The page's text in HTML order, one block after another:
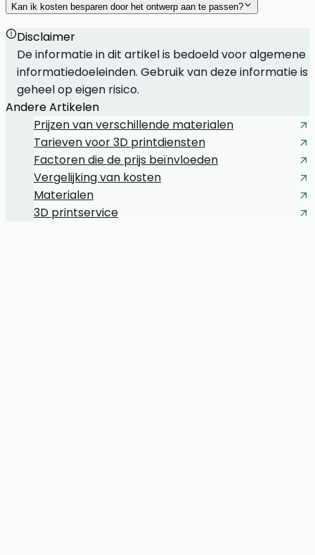
Kan ik kosten besparen door het ontwerp aan te passen?
Disclaimer
De informatie in dit artikel is bedoeld voor algemene
informatiedoeleinden. Gebruik van deze informatie is
geheel op eigen risico.
Andere Artikelen
Prijzen van verschillende materialen
Tarieven voor 3D printdiensten
Factoren die de prijs beïnvloeden
Vergelijking van kosten
Materialen
3D printservice